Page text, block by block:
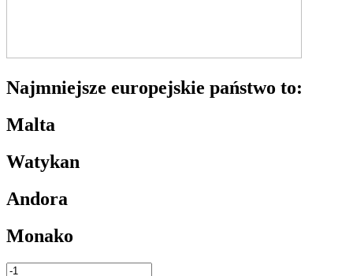
Najmniejsze europejskie państwo to:
Malta
Watykan
Andora
Monako